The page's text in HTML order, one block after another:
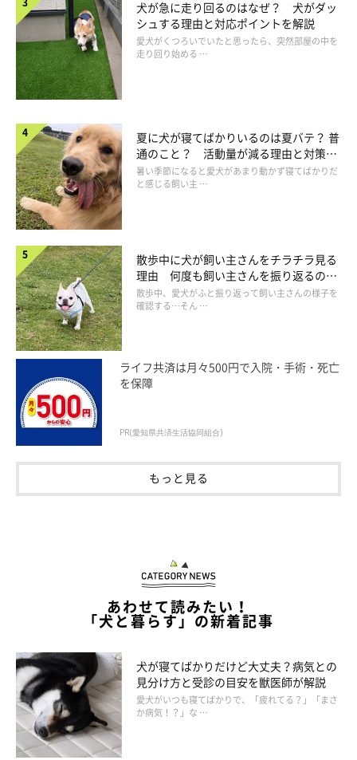
イラスト／船越谷 香
愛犬に好かれている人をお手本にする
愛犬が苦手意識をもっている人が、家族や知人の場合は、愛犬に
好かれている人の特徴をよく観察し、ノートに書き出すなどして
マネしてみて。声の高さや表情、手の使い方など、意外なところ
にヒントが隠れているかも。
イラスト／船越谷 香
犬が急に走り回るのはなぜ？ 犬がダッ
シュする理由と対応ポイントを解説
愛犬がくつろいでいたと思ったら、突然部屋の中を
走り回り始める …
夏に犬が寝てばかりいるのは夏バテ？ 普
通のこと？ 活動量が減る理由と対策と
は
暑い季節になると愛犬があまり動かず寝てばかりだ
と感じる飼い主 …
散歩中に犬が飼い主さんをチラチラ見る
理由 何度も飼い主さんを振り返るのは
なぜ？
散歩中、愛犬がふと振り返って飼い主さんの様子を
確認する…そん …
ライフ共済は月々500円で入院・手術・死亡
を保障
PR(愛知県共済生活協同組合)
もっと見る
あわせて読みたい！
「犬と暮らす」の新着記事
犬が寝てばかりだけど大丈夫？病気との
見分け方と受診の目安を獣医師が解説
愛犬がいつも寝てばかりで、「疲れてる？」「まさ
か病気！？」な …